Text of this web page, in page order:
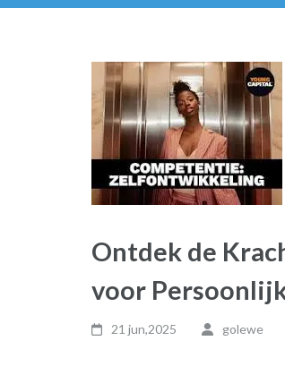
Ontdek de
voor
21 jun,2025 golewe